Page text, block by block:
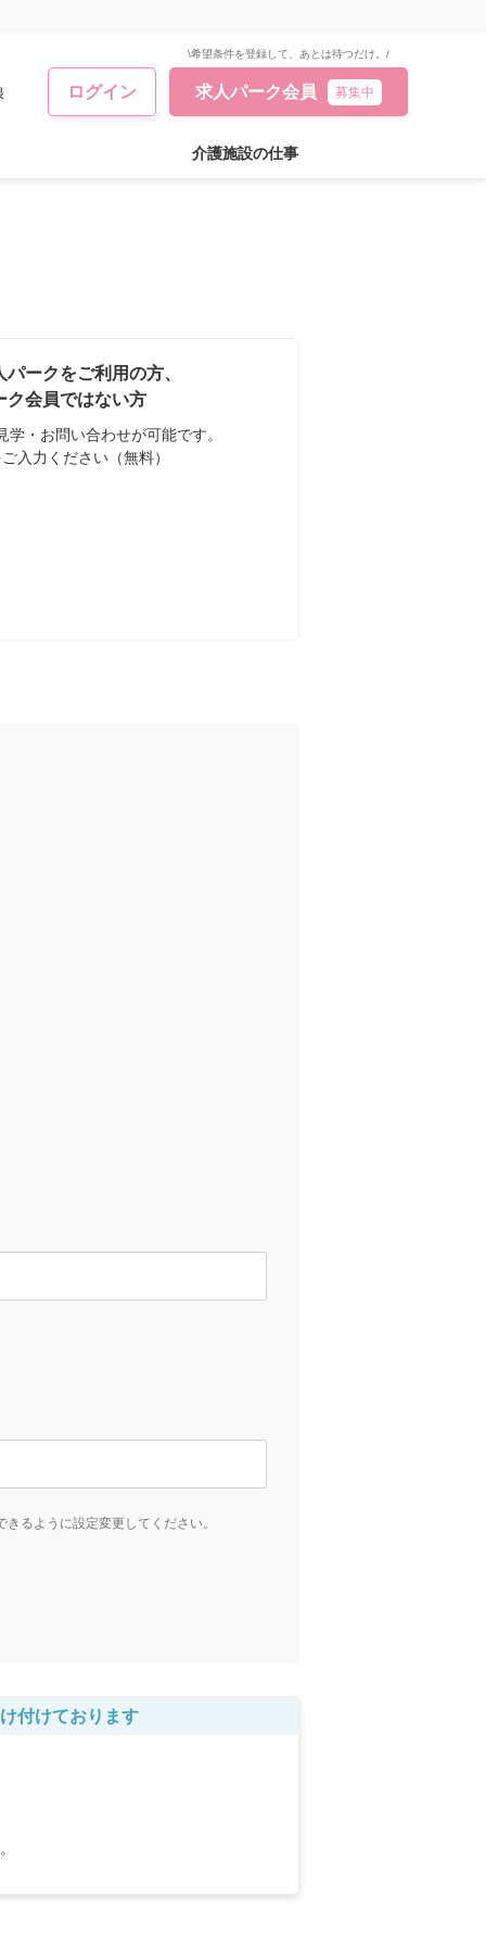
ログイン
\希望条件を登録して、あとは待つだけ。/
求人パーク会員 募集中
介護施設の仕事
ークをご利用の方、
ク会員ではない方
・お問い合わせが可能です。
入力ください（無料）
るように設定変更してください。
付けております